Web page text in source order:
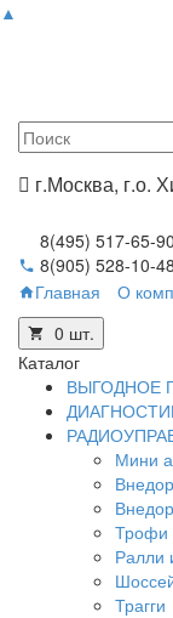
▲
г.Москва, г.о.
8(495) 517-65-90
8(905) 528-10-48
Главная
О
0 шт.
Каталог
ВЫГОДНОЕ
Мини
Трофи
Ралли
Трагги